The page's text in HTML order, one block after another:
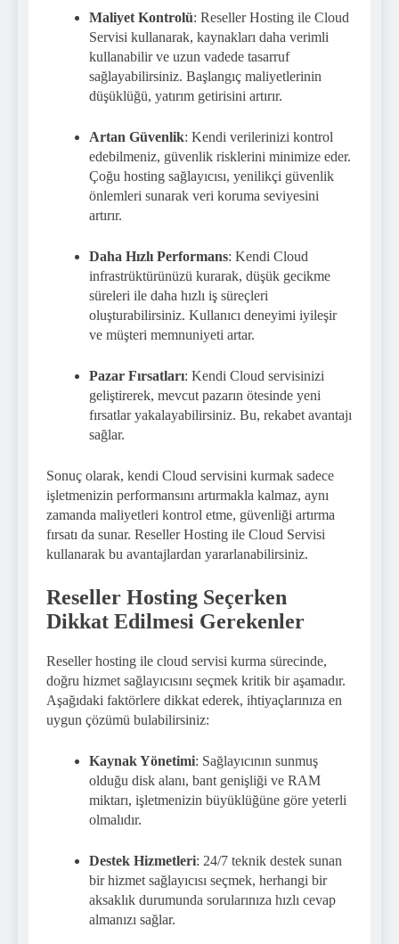
Maliyet Kontrolü: Reseller Hosting ile Cloud
Servisi kullanarak, kaynakları daha verimli
kullanabilir ve uzun vadede tasarruf
sağlayabilirsiniz. Başlangıç maliyetlerinin
düşüklüğü, yatırım getirisini artırır.
Artan Güvenlik: Kendi verilerinizi kontrol
edebilmeniz, güvenlik risklerini minimize eder.
Çoğu hosting sağlayıcısı, yenilikçi güvenlik
önlemleri sunarak veri koruma seviyesini
artırır.
Daha Hızlı Performans: Kendi Cloud
infrastrüktürünüzü kurarak, düşük gecikme
süreleri ile daha hızlı iş süreçleri
oluşturabilirsiniz. Kullanıcı deneyimi iyileşir
ve müşteri memnuniyeti artar.
Pazar Fırsatları: Kendi Cloud servisinizi
geliştirerek, mevcut pazarın ötesinde yeni
fırsatlar yakalayabilirsiniz. Bu, rekabet avantajı
sağlar.
Sonuç olarak, kendi Cloud servisini kurmak sadece
işletmenizin performansını artırmakla kalmaz, aynı
zamanda maliyetleri kontrol etme, güvenliği artırma
fırsatı da sunar. Reseller Hosting ile Cloud Servisi
kullanarak bu avantajlardan yararlanabilirsiniz.
Reseller Hosting Seçerken
Dikkat Edilmesi Gerekenler
Reseller hosting ile cloud servisi kurma sürecinde,
doğru hizmet sağlayıcısını seçmek kritik bir aşamadır.
Aşağıdaki faktörlere dikkat ederek, ihtiyaçlarınıza en
uygun çözümü bulabilirsiniz:
Kaynak Yönetimi: Sağlayıcının sunmuş
olduğu disk alanı, bant genişliği ve RAM
miktarı, işletmenizin büyüklüğüne göre yeterli
olmalıdır.
Destek Hizmetleri: 24/7 teknik destek sunan
bir hizmet sağlayıcısı seçmek, herhangi bir
aksaklık durumunda sorularınıza hızlı cevap
almanızı sağlar.